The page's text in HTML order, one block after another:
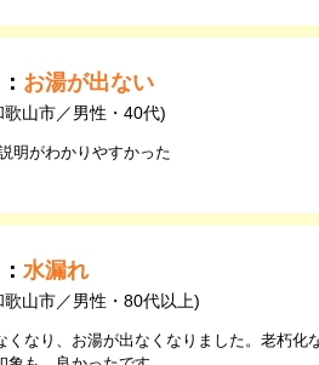
お湯が出ない
山市／男性・40代)
明がわかりやすかった
水漏れ
山市／男性・80代以上)
くなり、お湯が出なくなりました。老朽